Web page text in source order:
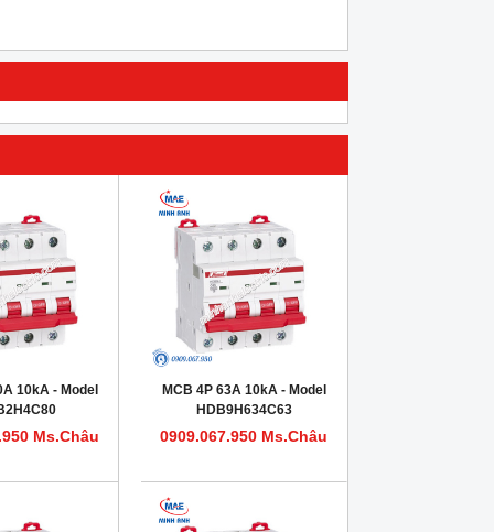
10kA - Model
Ms.Châu
MCB 4P 63A 10kA - Model
HDB9H634C63
0909.067.950 Ms.Châu